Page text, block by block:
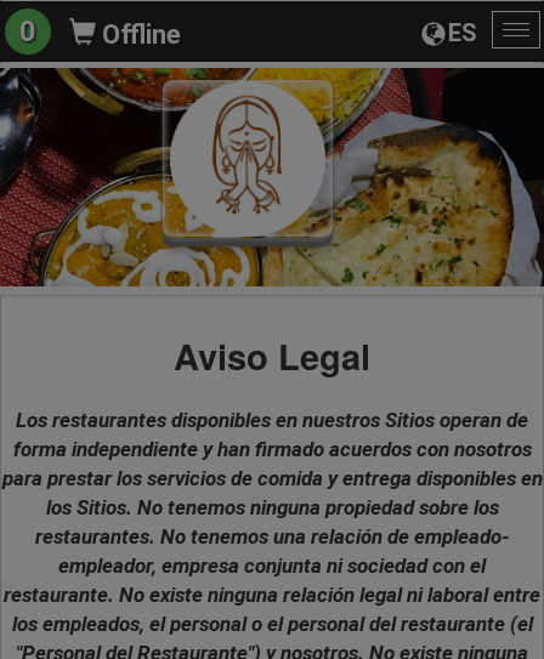
ES
0 Offline
Aviso Legal
Los restaurantes disponibles en nuestros Sitios operan de
forma independiente y han firmado acuerdos con nosotros
para prestar los servicios de comida y entrega disponibles en
los Sitios. No tenemos ninguna propiedad sobre los
restaurantes. No tenemos una relación de empleado-
empleador, empresa conjunta ni sociedad con el
restaurante. No existe ninguna relación legal ni laboral entre
los empleados, el personal o el personal del restaurante (el
"Personal del Restaurante") y nosotros. No existe ninguna